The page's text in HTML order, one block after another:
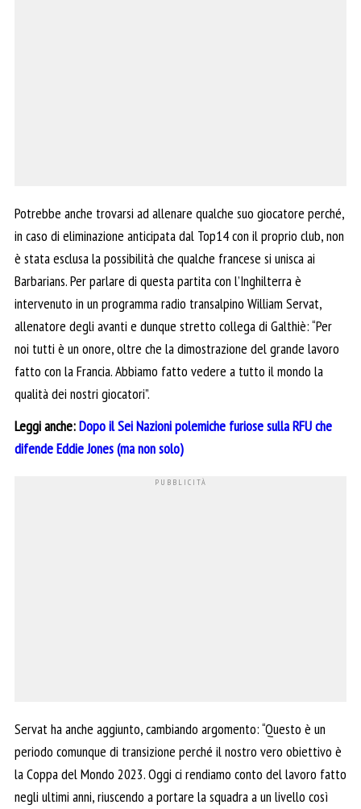
Potrebbe anche trovarsi ad allenare qualche suo giocatore perché,
in caso di eliminazione anticipata dal Top14 con il proprio club, non
è stata esclusa la possibilità che qualche francese si unisca ai
Barbarians. Per parlare di questa partita con l’Inghilterra è
intervenuto in un programma radio transalpino William Servat,
allenatore degli avanti e dunque stretto collega di Galthiè: “Per
noi tutti è un onore, oltre che la dimostrazione del grande lavoro
fatto con la Francia. Abbiamo fatto vedere a tutto il mondo la
qualità dei nostri giocatori”.
Leggi anche:Dopo il Sei Nazioni polemiche furiose sulla RFU che
difende Eddie Jones (ma non solo)
Servat ha anche aggiunto, cambiando argomento: “Questo è un
periodo comunque di transizione perché il nostro vero obiettivo è
la Coppa del Mondo 2023. Oggi ci rendiamo conto del lavoro fatto
negli ultimi anni, riuscendo a portare la squadra a un livello così